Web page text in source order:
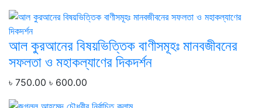
আল কুরআনের বিষয়ভিত্তিক বাণীসমূহঃ মানবজীবনের
সফলতা ও মহাকল্যাণের দিকদর্শন
৳ 750.00 ৳ 600.00